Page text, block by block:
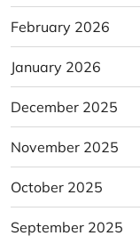
February 2026
January 2026
December 2025
November 2025
October 2025
September 2025